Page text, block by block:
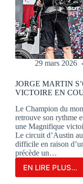
29 mars 2026
JORGE MARTIN
VICTOIRE EN
Le Champion du
retrouve son rythme
une Magnifique
Le circuit d’Austin
difficile en raison
précède un…
EN LIRE PLUS...
JORGE